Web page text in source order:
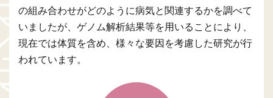
の組み合わせがどのように病気と関連するかを調べて
いましたが、ゲノム解析結果等を用いることにより、
現在では体質を含め、様々な要因を考慮した研究が行
われています。